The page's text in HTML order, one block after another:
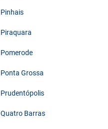
Pinhais
Piraquara
Pomerode
Ponta Grossa
Prudentópolis
Quatro Barras